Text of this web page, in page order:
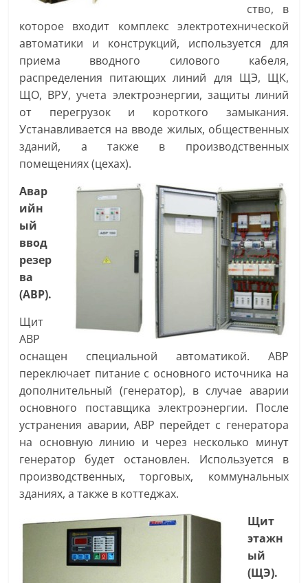
ство, в
которое входит комплекс электротехнической
автоматики и конструкций, используется для
приема вводного силового кабеля,
распределения питающих линий для ЩЭ, ЩК,
ЩО, ВРУ, учета электроэнергии, защиты линий
от перегрузок и короткого замыкания.
Устанавливается на вводе жилых, общественных
зданий, а также в производственных
помещениях (цехах).
Авар
ийн
ый
ввод
резер
ва
(АВР).
Щит
АВР
оснащен специальной автоматикой. АВР
переключает питание с основного источника на
дополнительный (генератор), в случае аварии
основного поставщика электроэнергии. После
устранения аварии, АВР перейдет с генератора
на основную линию и через несколько минут
генератор будет остановлен. Используется в
производственных, торговых, коммунальных
зданиях, а также в коттеджах.
Щит
этажн
ый
(ЩЭ).